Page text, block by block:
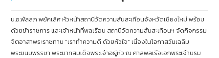
น.อ.พัลลภ พยัคเลิศ หัวหน้าสถานีวัดความสั่นสะเทือนจังหวัดเชียงใหม่ พร้อม
ด้วยข้าราชการ และเจ้าหน้าที่พลเรือน สถานีวัดความสั่นสะเทือนฯ จัดกิจกรรม
จิตอาสาพระราชทาน “เราทำความดี ด้วยหัวใจ” เนื่องในโอกาสวันเฉลิม
พระชนมพรรษา พระบาทสมเด็จพระเจ้าอยู่หัว ณ ศาลพลเรือเอกพระเจ้าบรม